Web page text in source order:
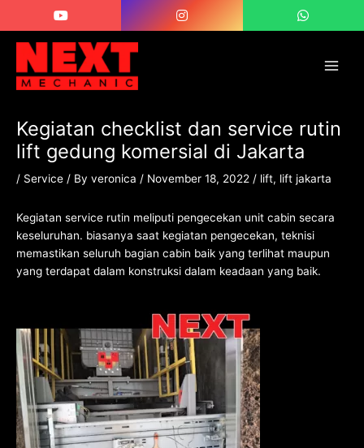
content
Kegiatan checklist dan service rutin
lift gedung komersial di Jakarta
/ Service / By veronica / November 18, 2022 / lift, lift jakarta
Kegiatan service rutin meliputi pengecekan unit cabin secara
keseluruhan. biasanya saat kegiatan pengecekan, teknisi
memastikan seluruh bagian cabin baik yang terlihat maupun
yang terdapat dalam konstruksi dalam keadaan yang baik.
navigation